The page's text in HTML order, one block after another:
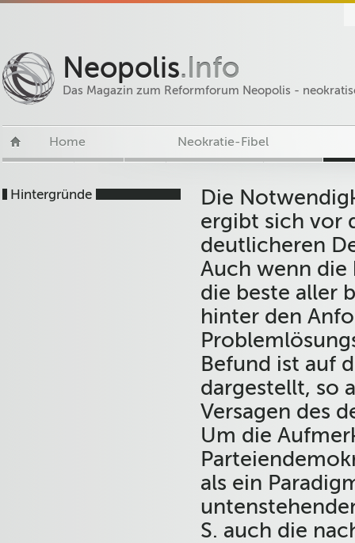
Neopolis.Info
Das Magazin zum Reformforum Neopolis -
Home Neokratie-Fibel
Hintergründe
Die
ergibt sich vor
deutlicheren
Auch wenn
die beste aller
hinter den
Befund ist auf
dargestellt, so
Versagen des
Um die
als ein
S. auch die